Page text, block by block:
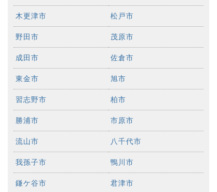
木更津市 松戸市
野田市 茂原市
成田市 佐倉市
東金市 旭市
習志野市 柏市
勝浦市 市原市
流山市 八千代市
我孫子市 鴨川市
鎌ケ谷市 君津市